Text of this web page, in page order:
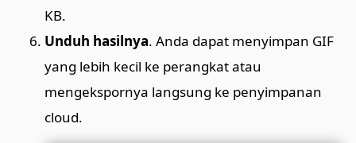
KB.
Unduh hasilnya. Anda dapat menyimpan GIF
yang lebih kecil ke perangkat atau
mengekspornya langsung ke penyimpanan
cloud.